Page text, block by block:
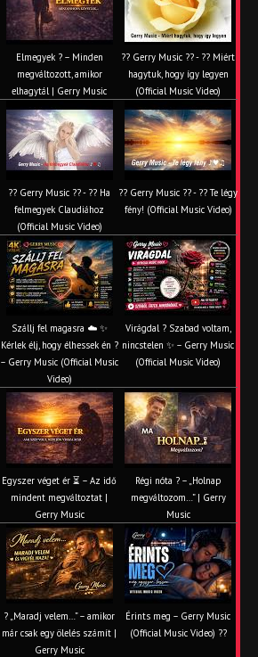
Elmegyek ? – Minden
megváltozott, amikor
elhagytál | Gerry Music
?? Gerry Music ?? - ?? Miért
hagytuk, hogy így legyen
(Official Music Video)
?? Gerry Music ?? - ?? Ha
felmegyek Claudiához
(Official Music Video)
?? Gerry Music ?? - ?? Te légy
fény! (Official Music Video)
Szállj fel magasra ☁️ ✨
Kérlek élj, hogy élhessek én ?
– Gerry Music (Official Music
Video)
Virágdal ? Szabad voltam,
nincstelen ✨ – Gerry Music
(Official Music Video)
Egyszer véget ér ⏳ – Az idő
mindent megváltoztat |
Gerry Music
Régi nóta ? – „Holnap
megváltozom…” | Gerry
Music
? „Maradj velem…” – amikor
már csak egy ölelés számít |
Gerry Music
Érints meg – Gerry Music
(Official Music Video) ??